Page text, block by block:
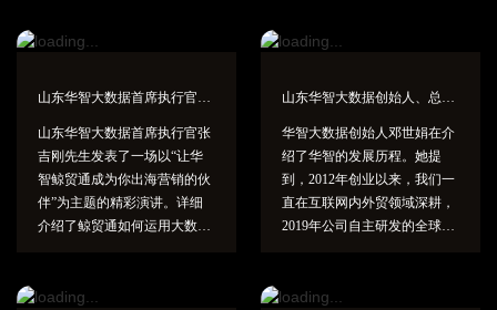
山东华智大数据首席执行官——张吉刚先生
山东华智大数据首席执行官张
吉刚先生发表了一场以“让华
智鲸贸通成为你出海营销的伙
伴”为主题的精彩演讲。详细
介绍了鲸贸通如何运用大数
户群体，有效提升询盘转化
山东华智大数据创始人、总经理——邓世娟女士
华智大数据创始人邓世娟在介
绍了华智的发展历程。她提
到，2012年创业以来，我们一
直在互联网内外贸领域深耕，
2019年公司自主研发的全球商
碍沟通，对话式的获客订单转